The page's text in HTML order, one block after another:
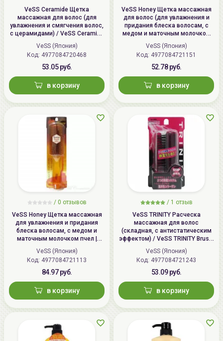
VeSS Ceramide Щетка
массажная для волос (для
увлажнения и смягчения волос,
с церамидами) / VeSS Ceramide
Brush, CRM-500
VeSS (Япония)
Код: 4977084720468
53.05 руб.
в корзину
VeSS Honey Щетка массажная
для волос (для увлажнения и
придания блеска волосам, с
медом и маточным молочком
пчел) / VeSS Honey Brush, H-500
VeSS (Япония)
Код: 4977084721151
52.78 руб.
в корзину
/ 0 отзывов
VeSS Honey Щетка массажная
для увлажнения и придания
блеска волосам, с медом и
маточным молочком пчел |
Honey Brush, H-1000
VeSS (Япония)
Код: 4977084721113
84.97 руб.
в корзину
/ 1 отзыв
VeSS TRINITY Расческа
массажная для волос
(складная, с антистатическим
эффектом) / VeSS TRINITY Brush,
TY-780
VeSS (Япония)
Код: 4977084721243
53.09 руб.
в корзину